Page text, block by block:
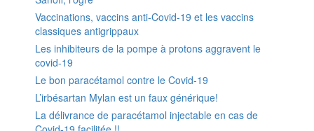
Vaccinations, vaccins anti-Covid-19 et les vaccins
classiques antigrippaux
Les inhibiteurs de la pompe à protons aggravent le
covid-19
Le bon paracétamol contre le Covid-19
L’irbésartan Mylan est un faux générique!
La délivrance de paracétamol injectable en cas de